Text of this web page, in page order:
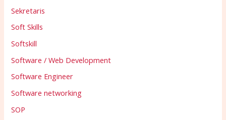
Sekretaris
Soft Skills
Softskill
Software / Web Development
Software Engineer
Software networking
SOP